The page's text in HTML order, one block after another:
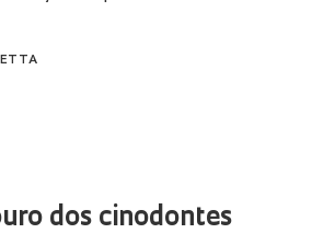
dos cinodontes